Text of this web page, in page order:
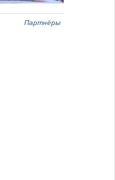
Партнёры